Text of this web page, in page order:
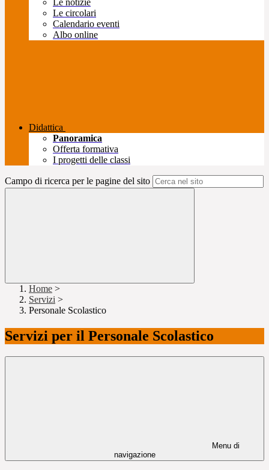
Le notizie
Le circolari
Calendario eventi
Albo online
Didattica
Panoramica
Offerta formativa
I progetti delle classi
Campo di ricerca per le pagine del sito
Home >
Servizi >
Personale Scolastico
Servizi per il Personale Scolastico
Menu di
navigazione